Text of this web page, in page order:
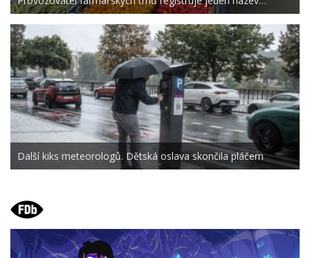
Další kiks meteorologů. Dětská oslava skončila pláčem